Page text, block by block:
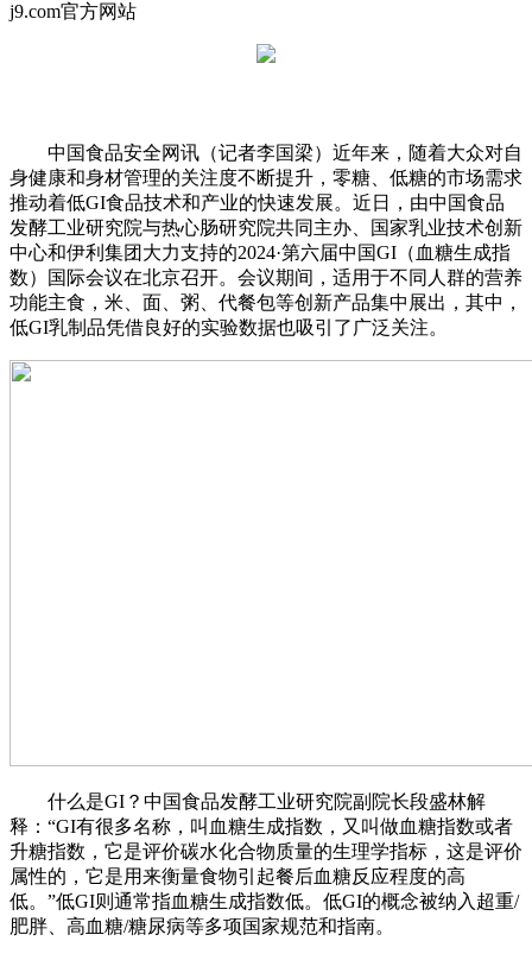
j9.com官方网站
中国食品安全网讯（记者李国梁）近年来，随着大众对自
身健康和身材管理的关注度不断提升，零糖、低糖的市场需求
推动着低GI食品技术和产业的快速发展。近日，由中国食品
发酵工业研究院与热心肠研究院共同主办、国家乳业技术创新
中心和伊利集团大力支持的2024·第六届中国GI（血糖生成指
数）国际会议在北京召开。会议期间，适用于不同人群的营养
功能主食，米、面、粥、代餐包等创新产品集中展出，其中，
低GI乳制品凭借良好的实验数据也吸引了广泛关注。
什么是GI？中国食品发酵工业研究院副院长段盛林解
释：“GI有很多名称，叫血糖生成指数，又叫做血糖指数或者
升糖指数，它是评价碳水化合物质量的生理学指标，这是评价
属性的，它是用来衡量食物引起餐后血糖反应程度的高
低。”低GI则通常指血糖生成指数低。低GI的概念被纳入超重/
肥胖、高血糖/糖尿病等多项国家规范和指南。